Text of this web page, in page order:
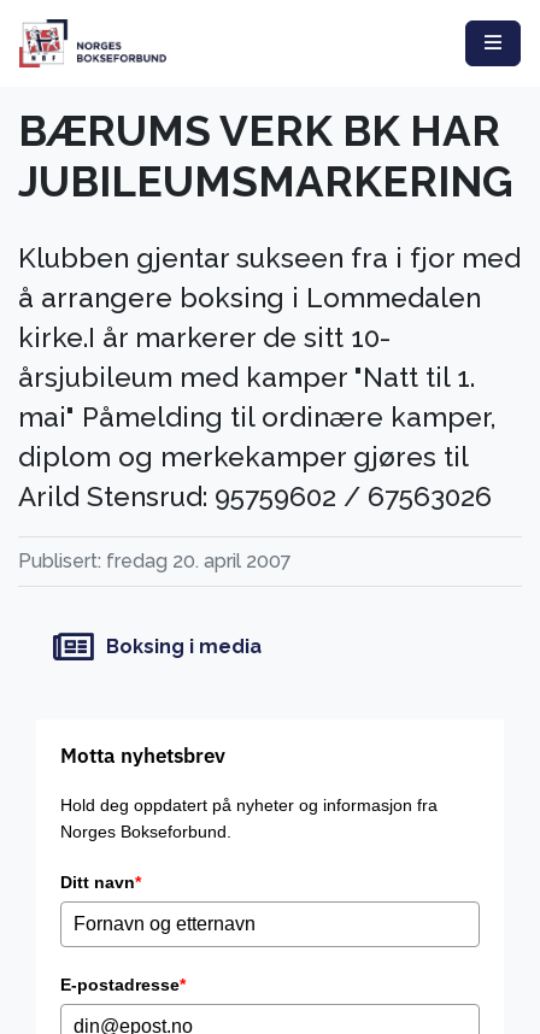
BÆRUMS VERK BK HAR
JUBILEUMSMARKERING
Klubben gjentar sukseen fra i fjor med
å arrangere boksing i Lommedalen
kirke.I år markerer de sitt 10-
årsjubileum med kamper "Natt til 1.
mai" Påmelding til ordinære kamper,
diplom og merkekamper gjøres til
Arild Stensrud: 95759602 / 67563026
Publisert: fredag 20. april 2007
Boksing i media
Motta nyhetsbrev
Hold deg oppdatert på nyheter og informasjon fra
Norges Bokseforbund.
Ditt navn*
E-postadresse*